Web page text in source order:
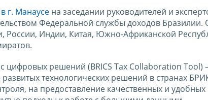
г. Манаусе на заседании руководителей и
Федеральной службы доходов Бразилии.
России, Индии, Китая, Южно-Африканской
цифровых решений (BRICS Tax Collaboration Tool)
технологических решений в странах
на предоставление качественных и